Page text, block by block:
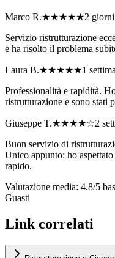
Marco R.★★★★★2
Servizio ristrutturazione
e ha risolto il problema
Laura B.★★★★★1
Professionalità e rapidità.
ristrutturazione e sono stati
Giuseppe T.★★★★☆2
Buon servizio di
Unico appunto: ho
rapido.
Valutazione media: 4.8/5
Guasti
Link correlati